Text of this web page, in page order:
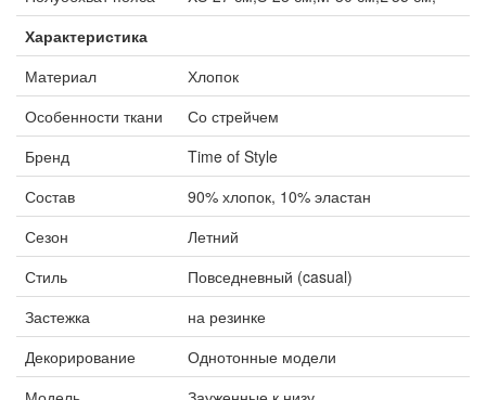
Характеристика
Материал
Хлопок
Особенности ткани
Со стрейчем
Бренд
Time of Style
Состав
90% хлопок, 10% эластан
Сезон
Летний
Стиль
Повседневный (casual)
Застежка
на резинке
Декорирование
Однотонные модели